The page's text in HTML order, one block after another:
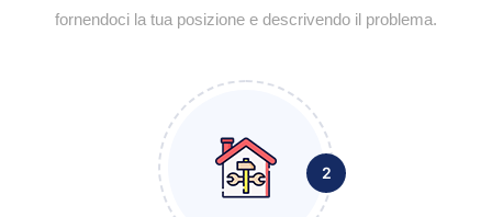
fornendoci la tua posizione e descrivendo il problema.
2